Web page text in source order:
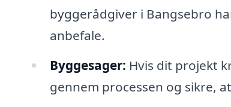
byggerådgiver i Bangsebro
anbefale.
Byggesager: Hvis dit projekt
gennem processen og sikre,